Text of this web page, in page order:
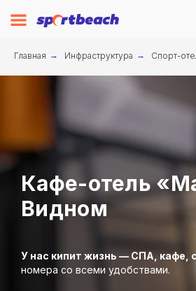
Главная → Инфраструктура → Спорт-
Кафе-отель
Видном
У нас кипит жизнь — СПА, кафе,
номера cо всеми удобствами.